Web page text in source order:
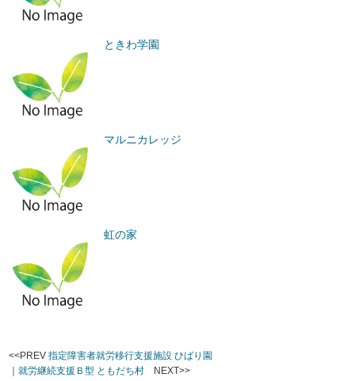
ときわ学園
マルニカレッジ
虹の家
<<PREV指定障害者就労移行支援施設 ひばり園
｜就労継続支援Ｂ型 ともだち村 NEXT>>